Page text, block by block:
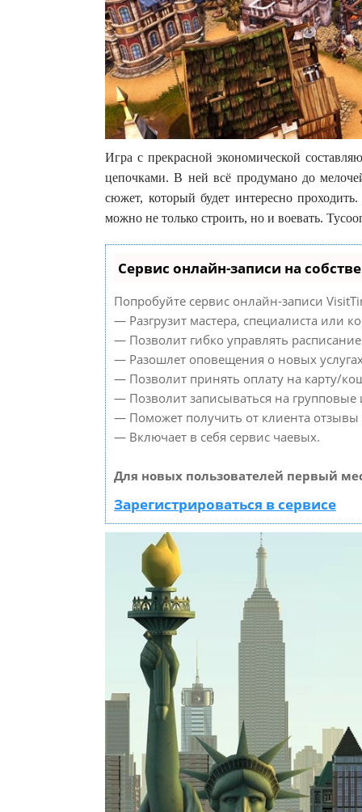
Игра с прекрасной экономической
цепочками. В ней всё продумано до
сюжет, который будет интересно
можно не только строить, но и воевать.
Сервис онлайн-записи на
Попробуйте сервис онлайн-записи
— Разгрузит мастера, специалиста или
— Позволит гибко управлять
— Разошлет оповещения о новых
— Позволит принять оплату на карту/
— Позволит записываться на
— Поможет получить от клиента отзывы
— Включает в себя сервис чаевых.
Для новых пользователей первый
Зарегистрироваться в сервисе